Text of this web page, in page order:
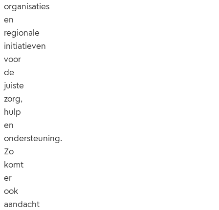
organisaties
en
regionale
initiatieven
voor
de
juiste
zorg,
hulp
en
ondersteuning.
Zo
komt
er
ook
aandacht